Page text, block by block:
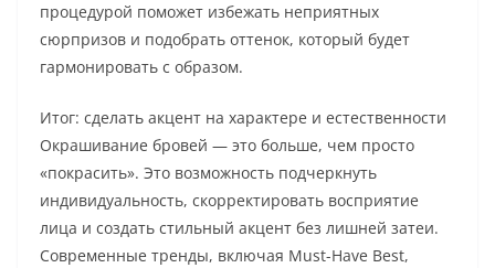
процедурой поможет избежать неприятных
сюрпризов и подобрать оттенок, который будет
гармонировать с образом.
Итог: сделать акцент на характере и естественности
Окрашивание бровей — это больше, чем просто
«покрасить». Это возможность подчеркнуть
индивидуальность, скорректировать восприятие
лица и создать стильный акцент без лишней затеи.
Современные тренды, включая Must-Have Best,